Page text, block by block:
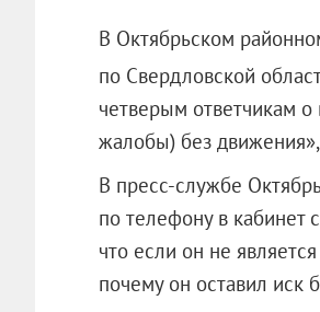
В Октябрьском
по Свердловской
четверым ответчикам о
жалобы) без движения»,
В пресс-службе
по телефону в кабинет
что если он не
почему он оставил иск